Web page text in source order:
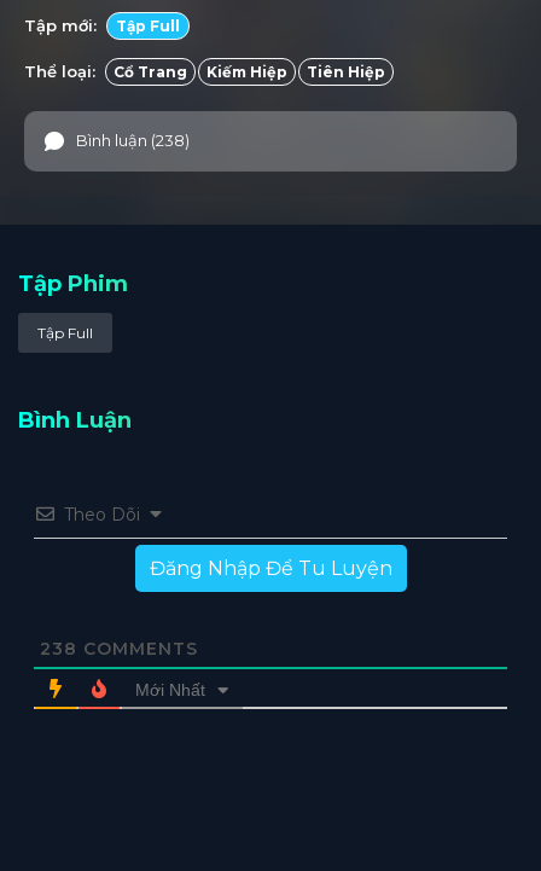
Tập mới:
Tập Full
Thể loại: Cổ Trang Kiếm Hiệp Tiên Hiệp
Bình luận (238)
Tập Phim
Tập Full
Bình Luận
Theo Dõi
Đăng Nhập Để Tu Luyện
238 COMMENTS
Mới Nhất